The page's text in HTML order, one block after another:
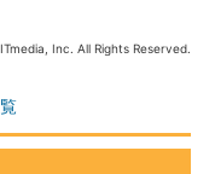
Inc. All Rights Reserved.